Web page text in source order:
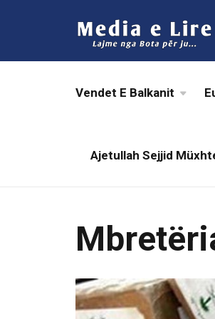
Vendet E Balkanit
Ajetullah Sejjid